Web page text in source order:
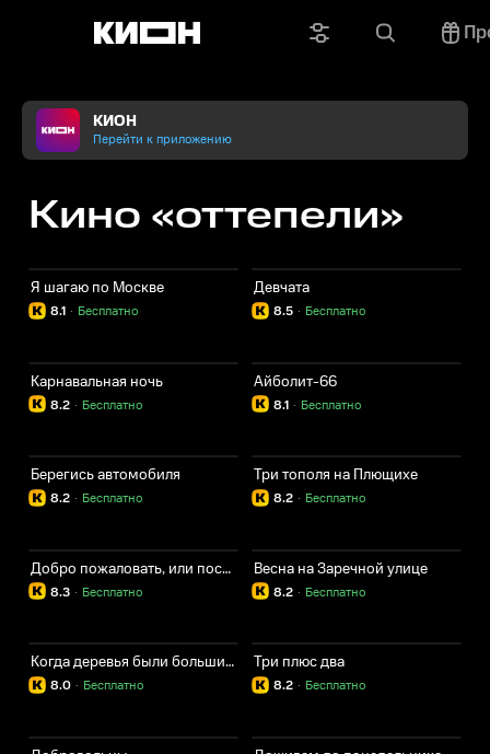
КИОН
Перейти к приложению
Кино «оттепели»
Я шагаю по Москве
8.1 Бесплатно
·
Девчата
8.5 Бесплатно
·
Карнавальная ночь
8.2 Бесплатно
·
Айболит-66
8.1 Бесплатно
·
Берегись автомобиля
8.2 Бесплатно
·
Три тополя на Плющихе
8.2 Бесплатно
·
Добро пожаловать, или посторонним вход воспрещён
8.3 Бесплатно
·
Весна на Заречной улице
8.2 Бесплатно
·
Когда деревья были большими
8.0 Бесплатно
·
Три плюс два
8.2 Бесплатно
·